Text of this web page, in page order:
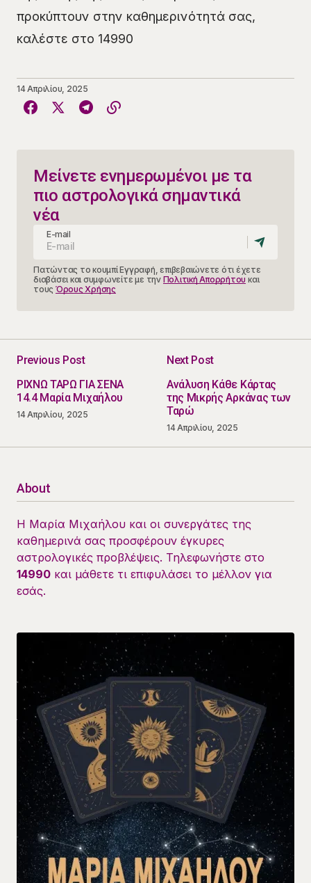
προκύπτουν στην καθημερινότητά σας,
καλέστε στο 14990
14 Απριλίου, 2025
Μείνετε ενημερωμένοι με τα
πιο αστρολογικά σημαντικά
νέα
E-mail
Πατώντας το κουμπί Εγγραφή, επιβεβαιώνετε ότι έχετε
διαβάσει και συμφωνείτε με την Πολιτική Απορρήτου και
τους Όρους Χρήσης
Previous Post
ΡΙΧΝΩ ΤΑΡΩ ΓΙΑ ΣΕΝΑ
14.4 Μαρία Μιχαήλου
14 Απριλίου, 2025
Next Post
Ανάλυση Κάθε Κάρτας
της Μικρής Αρκάνας των
Ταρώ
14 Απριλίου, 2025
About
Η Μαρία Μιχαήλου και οι συνεργάτες της
καθημερινά σας προσφέρουν έγκυρες
αστρολογικές προβλέψεις. Τηλεφωνήστε στο
14990 και μάθετε τι επιφυλάσει το μέλλον για
εσάς.